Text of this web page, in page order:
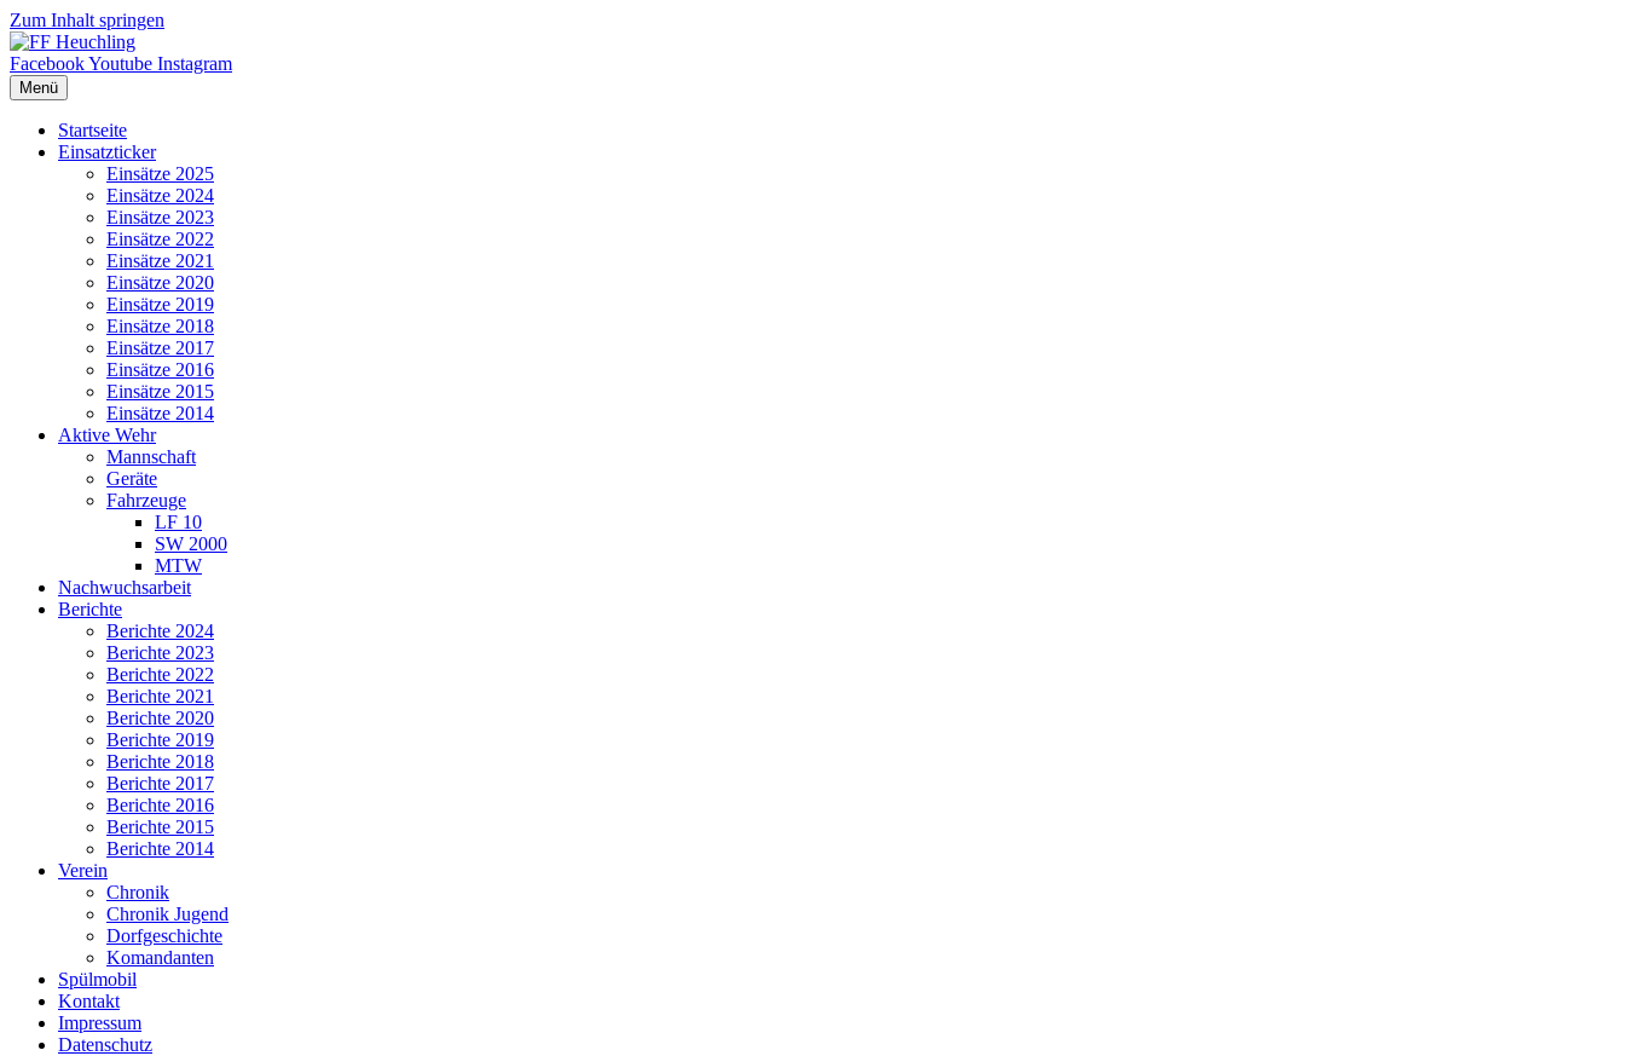
Zum Inhalt springen
FacebookYoutube Instagram
Menü
Startseite
Einsatzticker
Einsätze 2025
Einsätze 2024
Einsätze 2023
Einsätze 2022
Einsätze 2021
Einsätze 2020
Einsätze 2019
Einsätze 2018
Einsätze 2017
Einsätze 2016
Einsätze 2015
Einsätze 2014
Aktive Wehr
Mannschaft
Geräte
Fahrzeuge
LF 10
SW 2000
MTW
Nachwuchsarbeit
Berichte
Berichte 2024
Berichte 2023
Berichte 2022
Berichte 2021
Berichte 2020
Berichte 2019
Berichte 2018
Berichte 2017
Berichte 2016
Berichte 2015
Berichte 2014
Verein
Chronik
Chronik Jugend
Dorfgeschichte
Komandanten
Spülmobil
Kontakt
Impressum
Datenschutz